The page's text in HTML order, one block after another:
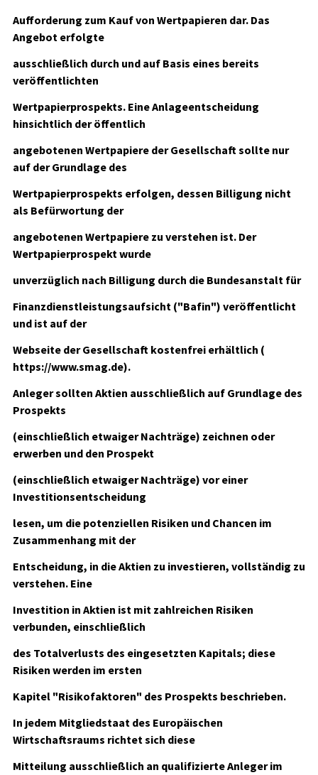
Aufforderung zum Kauf von Wertpapieren dar. Das
Angebot erfolgte
ausschließlich durch und auf Basis eines bereits
veröffentlichten
Wertpapierprospekts. Eine Anlageentscheidung
hinsichtlich der öffentlich
angebotenen Wertpapiere der Gesellschaft sollte nur
auf der Grundlage des
Wertpapierprospekts erfolgen, dessen Billigung nicht
als Befürwortung der
angebotenen Wertpapiere zu verstehen ist. Der
Wertpapierprospekt wurde
unverzüglich nach Billigung durch die Bundesanstalt für
Finanzdienstleistungsaufsicht ("Bafin") veröffentlicht
und ist auf der
Webseite der Gesellschaft kostenfrei erhältlich (
https://www.smag.de).
Anleger sollten Aktien ausschließlich auf Grundlage des
Prospekts
(einschließlich etwaiger Nachträge) zeichnen oder
erwerben und den Prospekt
(einschließlich etwaiger Nachträge) vor einer
Investitionsentscheidung
lesen, um die potenziellen Risiken und Chancen im
Zusammenhang mit der
Entscheidung, in die Aktien zu investieren, vollständig zu
verstehen. Eine
Investition in Aktien ist mit zahlreichen Risiken
verbunden, einschließlich
des Totalverlusts des eingesetzten Kapitals; diese
Risiken werden im ersten
Kapitel "Risikofaktoren" des Prospekts beschrieben.
In jedem Mitgliedstaat des Europäischen
Wirtschaftsraums richtet sich diese
Mitteilung ausschließlich an qualifizierte Anleger im